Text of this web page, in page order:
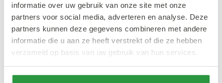
informatie over uw gebruik van onze site met onze
partners voor social media, adverteren en analyse. Deze
partners kunnen deze gegevens combineren met andere
informatie die u aan ze heeft verstrekt of die ze hebben
verzameld op basis van uw gebruik van hun services.
Cafecito
fijnproevers onder ons. Wil je een perfect